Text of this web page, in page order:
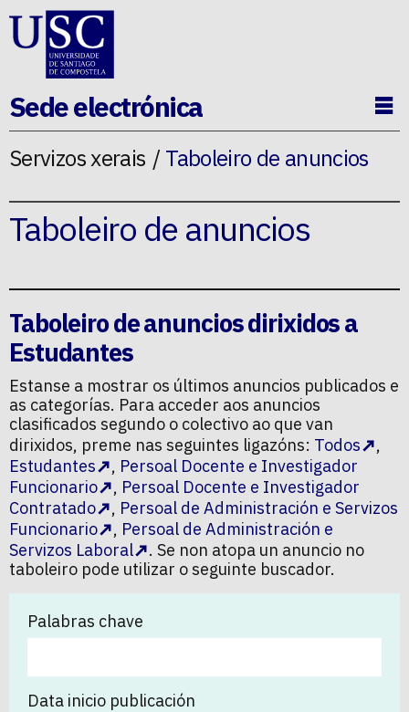
Ir ao contido da p�xina
Sede electrónica
Servizos xerais Taboleiro de anuncios
Taboleiro de anuncios
Taboleiro de anuncios dirixidos a
Estudantes
Estanse a mostrar os últimos anuncios publicados e
as categorías. Para acceder aos anuncios
clasificados segundo o colectivo ao que van
dirixidos, preme nas seguintes ligazóns: Todos
,
Estudantes
, Persoal Docente e Investigador
Funcionario
, Persoal Docente e Investigador
Contratado
, Persoal de Administración e Servizos
Funcionario
, Persoal de Administración e
Servizos Laboral
. Se non atopa un anuncio no
taboleiro pode utilizar o seguinte buscador.
Palabras chave
Data inicio publicación